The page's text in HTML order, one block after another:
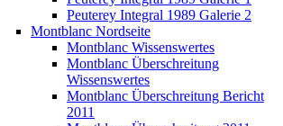
Peuterey Integral 1989 Galerie 2
Montblanc Nordseite
Montblanc Wissenswertes
Montblanc Überschreitung
Wissenswertes
Montblanc Überschreitung Bericht
2011